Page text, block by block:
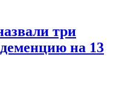
три
на 13